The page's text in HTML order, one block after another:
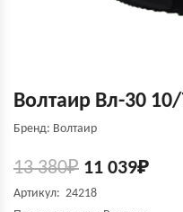
Волтаир Вл-30
Бренд: Волтаир
13 380₽ 11 039₽
Артикул: 24218